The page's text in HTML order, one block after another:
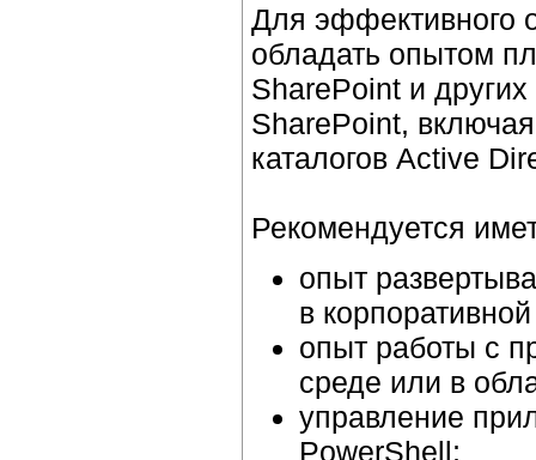
Для эффективного
обладать опытом
SharePoint и других
SharePoint,
каталогов Active
Рекомендуется
опыт
в
опыт работы с
среде или в
управление
PowerShell;